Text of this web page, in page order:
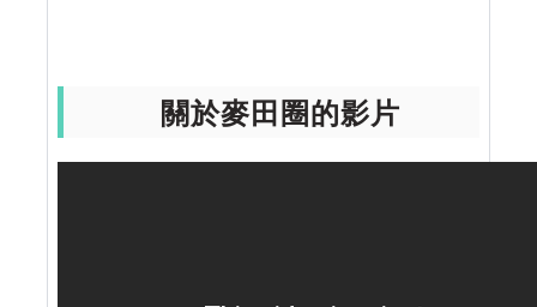
關於麥田圈的影片